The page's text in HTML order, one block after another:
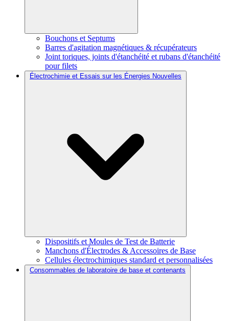
Bouchons et Septums
Barres d'agitation magnétiques & récupérateurs
Joint toriques, joints d'étanchéité et rubans d'étanchéité
pour filets
Électrochimie et Essais sur les Énergies Nouvelles
Dispositifs et Moules de Test de Batterie
Manchons d'Électrodes & Accessoires de Base
Cellules électrochimiques standard et personnalisées
Consommables de laboratoire de base et contenants